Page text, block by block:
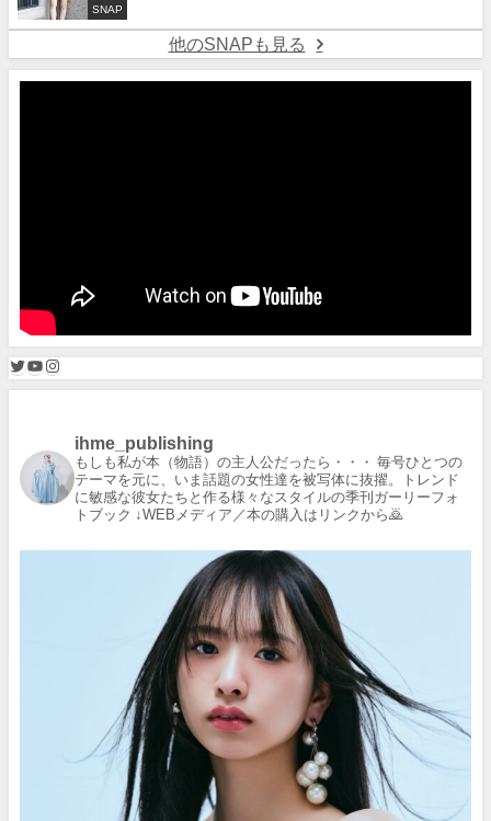
SNAP
他のSNAPも見る
ihme_publishing
もしも私が本（物語）の主人公だったら・・・
毎号ひとつの
テーマを元に、いま話題の女性達を被写体に抜擢。トレンド
に敏感な彼女たちと作る様々なスタイルの季刊ガーリーフォ
トブック ↓WEBメディア／本の購入はリンクから🙇